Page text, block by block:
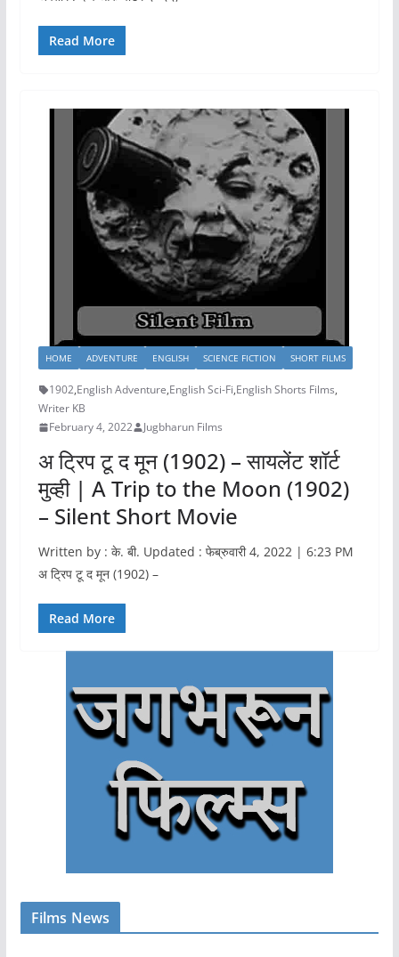
Read More
HOME ADVENTURE ENGLISH SCIENCE FICTION SHORT FILMS
1902,English Adventure,English Sci-Fi,English Shorts Films,
Writer KB
February 4, 2022
Jugbharun Films
अ ट्रिप टू द मून (1902) – सायलेंट शॉर्ट
मुव्ही | A Trip to the Moon (1902)
– Silent Short Movie
Written by : के. बी. Updated : फेब्रुवारी 4, 2022 | 6:23 PM
अ ट्रिप टू द मून (1902) –
Read More
Films News